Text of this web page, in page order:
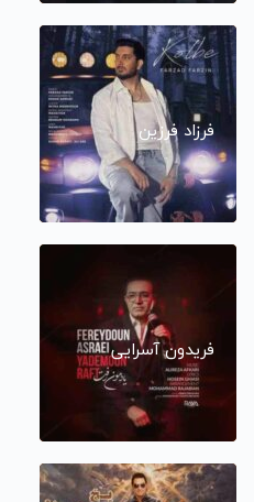
فرزاد فرزین
فریدون آسرایی